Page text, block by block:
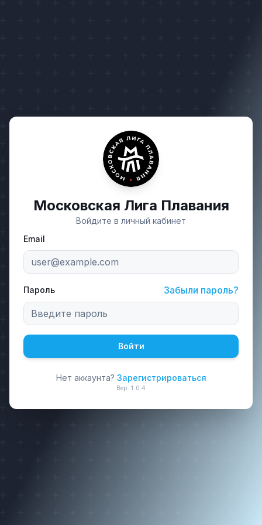
Московская Лига Плавания
Войдите в личный кабинет
Email
Пароль Забыли пароль?
Войти
Нет аккаунта? Зарегистрироваться
Вер. 1.0.4